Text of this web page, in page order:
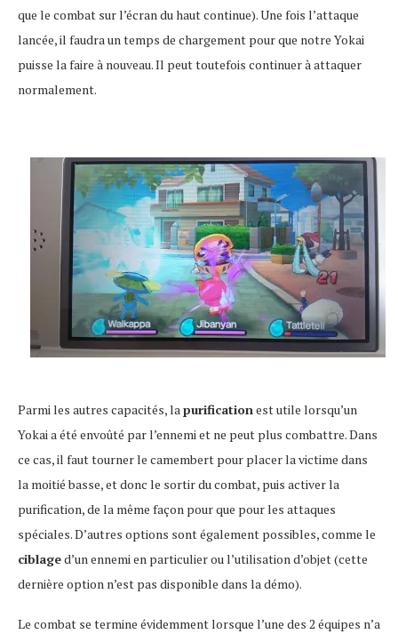
que le combat sur l’écran du haut continue). Une fois l’attaque
lancée, il faudra un temps de chargement pour que notre Yokai
puisse la faire à nouveau. Il peut toutefois continuer à attaquer
normalement.
Parmi les autres capacités, lapurificationest utile lorsqu’un
Yokai a été envoûté par l’ennemi et ne peut plus combattre. Dans
ce cas, il faut tourner le camembert pour placer la victime dans
la moitié basse, et donc le sortir du combat, puis activer la
purification, de la même façon pour que pour les attaques
spéciales. D’autres options sont également possibles, comme le
ciblaged’un ennemi en particulier ou l’utilisation d’objet (cette
dernière option n’est pas disponible dans la démo).
Le combat se termine évidemment lorsque l’une des 2 équipes n’a